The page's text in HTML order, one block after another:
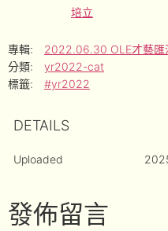
培立
專輯:
2022.06.30 OLE才藝匯
分類:
yr2022-cat
標籤:
#yr2022
DETAILS
Uploaded
發佈留言